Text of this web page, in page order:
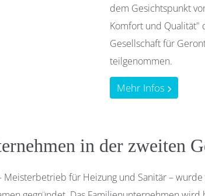
dem Gesichtspunkt
Komfort und Qualität"
Gesellschaft für
teilgenommen.
Mehr Infos
in der zweiten
Meisterbetrieb für Heizung und Sanitär –